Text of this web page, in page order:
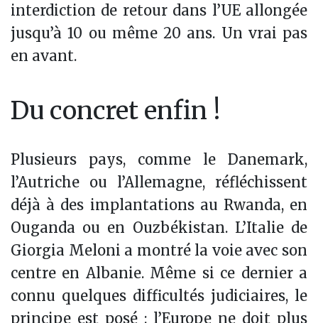
interdiction de retour dans l’UE allongée
jusqu’à 10 ou même 20 ans. Un vrai pas
en avant.
Du concret enfin !
Plusieurs pays, comme le Danemark,
l’Autriche ou l’Allemagne, réfléchissent
déjà à des implantations au Rwanda, en
Ouganda ou en Ouzbékistan. L’Italie de
Giorgia Meloni a montré la voie avec son
centre en Albanie. Même si ce dernier a
connu quelques difficultés judiciaires, le
principe est posé : l’Europe ne doit plus